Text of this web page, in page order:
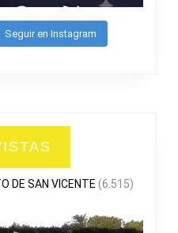
Seguir en Instagram
DE SAN VICENTE (6.515)